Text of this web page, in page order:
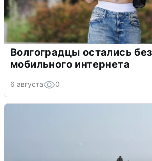
Волгоградцы остались без
мобильного интернета
6 августа 0